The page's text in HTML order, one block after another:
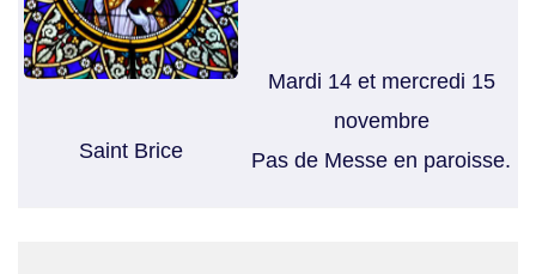
Saint Brice
Mardi 14 et mercredi 15
novembre
Pas de Messe en paroisse.